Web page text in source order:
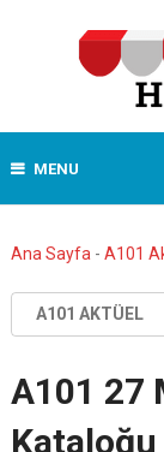
MENU
Ana Sayfa - A101
A101 AKTÜEL
A101 27
Kataloğu